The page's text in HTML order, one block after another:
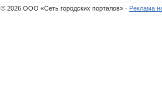
© 2026 ООО «Сеть городских порталов» · Реклама